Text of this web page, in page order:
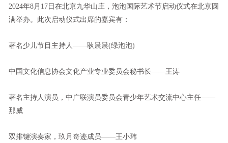
2024年8月17日在北京九华山庄，泡泡国际艺术节启动仪式在北京圆
满举办。此次启动仪式出席的嘉宾有：
著名少儿节目主持人——耿晨晨(绿泡泡)
中国文化信息协会文化产业专业委员会秘书长——王涛
著名主持人演员，中广联演员委员会青少年艺术交流中心主任——
那威
双排键演奏家，玖月奇迹成员——王小玮